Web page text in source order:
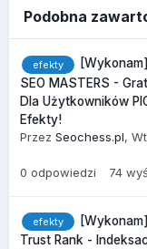
Podobna
efekty
SEO MASTERS -
Dla Użytkowników
Efekty!
Przez Seochess.pl,
0 odpowiedzi 74
efekty
Trust Rank -